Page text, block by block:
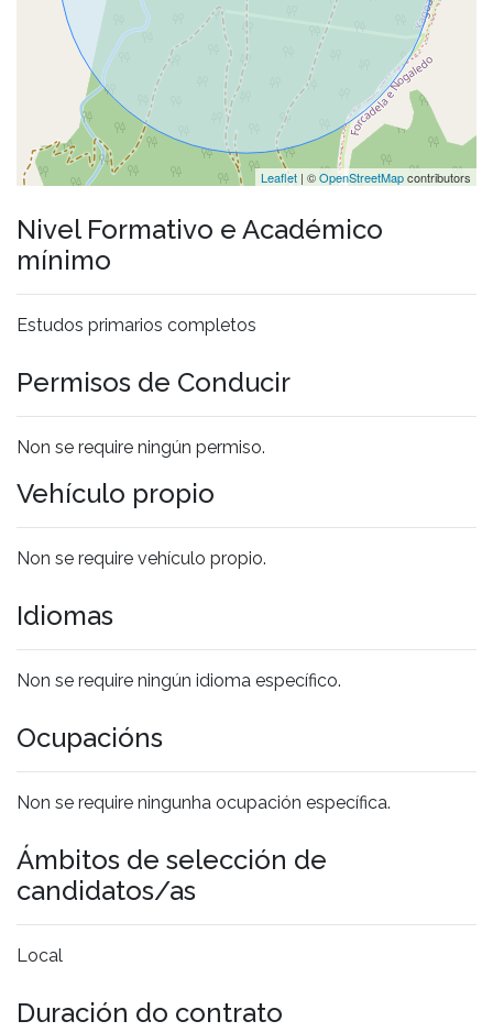
Leaflet | ©OpenStreetMapcontributors
Nivel Formativo e Académico
mínimo
Estudos primarios completos
Permisos de Conducir
Non se require ningún permiso.
Vehículo propio
Non se require vehículo propio.
Idiomas
Non se require ningún idioma específico.
Ocupacións
Non se require ningunha ocupación específica.
Ámbitos de selección de
candidatos/as
Local
Duración do contrato